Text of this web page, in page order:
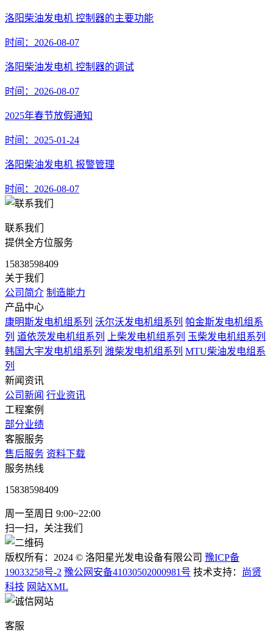
洛阳柴油发电机 控制器的主要功能
时间：2026-08-07
洛阳柴油发电机 控制器的调试
时间：2026-08-07
2025年春节放假通知
时间：2025-01-24
洛阳柴油发电机 报警管理
时间：2026-08-07
联系我们
提供全方位服务
15838598409
关于我们
公司简介 制造能力
产品中心
康明斯发电机组系列 沃尔沃发电机组系列 帕金斯发电机组系
列 道依茨发电机组系列 上柴发电机组系列 玉柴发电机组系列
韩国大宇发电机组系列 潍柴发电机组系列 MTU柴油发电组系
列
新闻资讯
公司新闻 行业资讯
工程案例
部分业绩
客服服务
售后服务 资料下载
服务热线
15838598409
周一至周日 9:00~22:00
扫一扫，关注我们
版权所有：2024 © 洛阳星光发电设备有限公司 豫ICP备
19033258号-2 豫公网安备41030502000981号 技术支持：
尚贤
科技 网站XML
客服